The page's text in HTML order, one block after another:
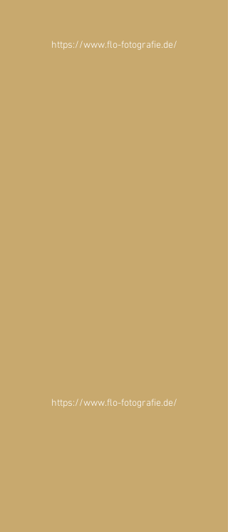
https://www.flo-fotografie.de/
https://www.flo-fotografie.de/